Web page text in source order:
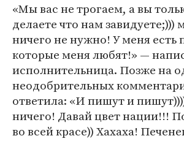
«Мы вас не трогаем, а вы
делаете что нам завидуете;)))
ничего не нужно! У меня есть
которые меня любят!» —
исполнительница. Позже на
неодобрительных
ответила: «И пишут и
ничего! Давай цвет нации!!!
во всей красе)) Хахаха!